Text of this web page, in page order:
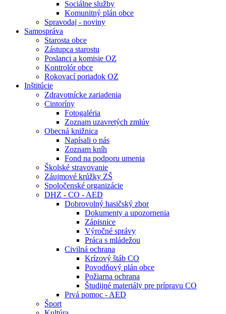
Sociálne služby
Komunitný plán obce
Spravodaj - noviny
Samospráva
Starosta obce
Zástupca starostu
Poslanci a komisie OZ
Kontrolór obce
Rokovací poriadok OZ
Inštitúcie
Zdravotnícke zariadenia
Cintoríny
Fotogaléria
Zoznam uzavretých zmlúv
Obecná knižnica
Napísali o nás
Zoznam kníh
Fond na podporu umenia
Školské stravovanie
Záujmové krúžky ZŠ
Spoločenské organizácie
DHZ - CO - AED
Dobrovolný hasičský zbor
Dokumenty a upozornenia
Zápisnice
Výročné správy
Práca s mládežou
Civilná ochrana
Krízový štáb CO
Povodňový plán obce
Požiarna ochrana
Študijné materiály pre prípravu CO
Prvá pomoc - AED
Šport